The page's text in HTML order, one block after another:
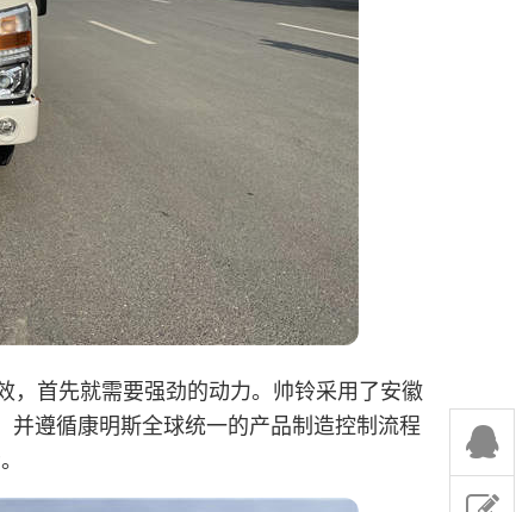
首先就需要强劲的动力。 帅铃采用了安徽
并遵循康明斯全球统一的产品制造控制流程